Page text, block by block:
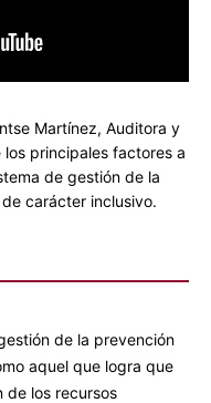
Martínez, Auditora y
principales factores a
de gestión de la
carácter inclusivo.
de la prevención
aquel que logra que
de los recursos